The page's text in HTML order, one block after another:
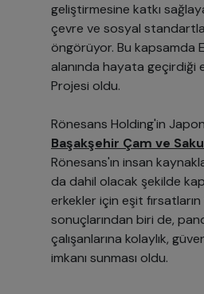
geliştirmesine katkı
çevre ve sosyal
öngörüyor. Bu kapsamda
alanında hayata geçirdiği
Projesi oldu.
Rönesans Holding'in
Başakşehir Çam ve
Rönesans'ın insan
da dahil olacak şekilde
erkekler için eşit
sonuçlarından biri de,
çalışanlarına kolaylık,
imkanı sunması oldu.